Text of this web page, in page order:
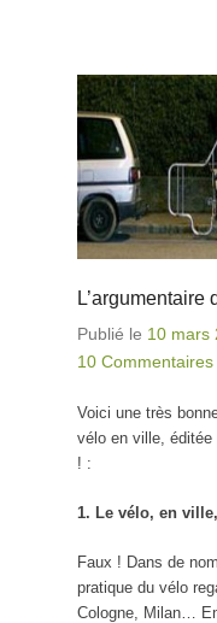
L’argumentaire
Publié le 10 mars
10 Commentaires
Voici une très
vélo en ville, éditée
! :
1. Le vélo, en
Faux ! Dans de
pratique du vélo
Cologne, Milan…